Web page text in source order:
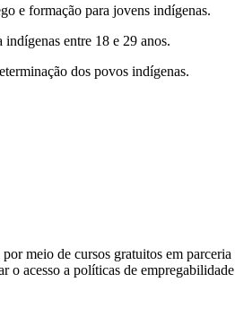
e formação para jovens indígenas.
entre 18 e 29 anos.
dos povos indígenas.
meio de cursos gratuitos em
acesso a políticas de